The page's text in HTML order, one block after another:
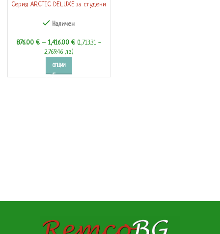
Серия ARCTIC DELUXЕ за студени
Наличен
876.00€ – 1,416.00€ (1,713.31 -
2,769.46 лв.)
ОПЦИИ